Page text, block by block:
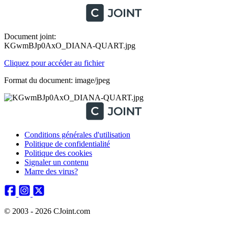
Document joint:
KGwmBJp0AxO_DIANA-QUART.jpg
Cliquez pour accéder au fichier
Format du document: image/jpeg
Conditions générales d'utilisation
Politique de confidentialité
Politique des cookies
Signaler un contenu
Marre des virus?
© 2003 - 2026 CJoint.com